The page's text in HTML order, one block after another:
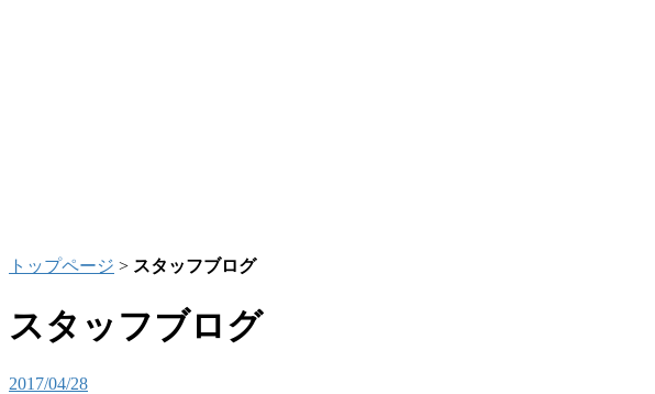
トップページ > スタッフブログ
スタッフブログ
2017/04/28